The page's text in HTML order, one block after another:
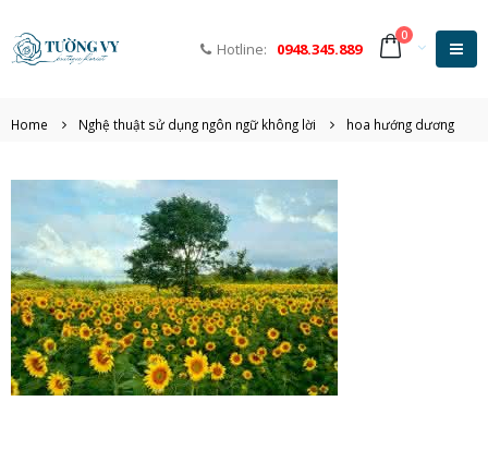
Hotline: 0948.345.889
0
Home Nghệ thuật sử dụng ngôn ngữ không lời hoa hướng dương